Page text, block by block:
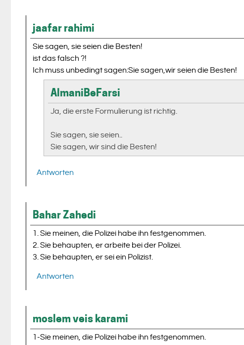
jaafar rahimi
Sie sagen, sie seien die Besten!
ist das falsch ?!
Ich muss unbedingt sagen:Sie sagen,wir seien die Besten!
AlmaniBeFarsi
Ja, die erste Formulierung ist richtig.
Sie sagen, sie seien..
Sie sagen, wir sind die Besten!
Antworten
Bahar Zahedi
1. Sie meinen, die Polizei habe ihn festgenommen.
2. Sie behaupten, er arbeite bei der Polizei.
3. Sie behaupten, er sei ein Polizist.
Antworten
moslem veis karami
1-Sie meinen, die Polizei habe ihn festgenommen.